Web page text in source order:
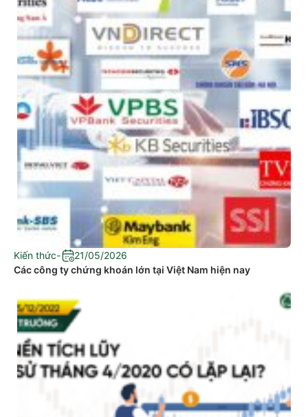
Kiến thức-
21/05/2026
Các công ty chứng khoán lớn tại Việt Nam hiện nay